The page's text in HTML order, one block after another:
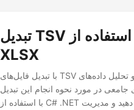
تبدیل TSV به اکسل با استفاده از C#.NET - TSV به XLS | TSV به
XLSX
با تبدیل فایل‌های TSV به اکسل، می‌توانید از این ویژگی‌های قدرتمند برای افزایش قابلیت‌های تجزیه و تحلیل داده‌های
جامعی در مورد نحوه انجام این تبدیل
با استفاده از C# .NET ارائه می‌کند که به شما امکان می‌دهد تا داده‌های خود را به طور موثر تغییر دهید و مدیریت